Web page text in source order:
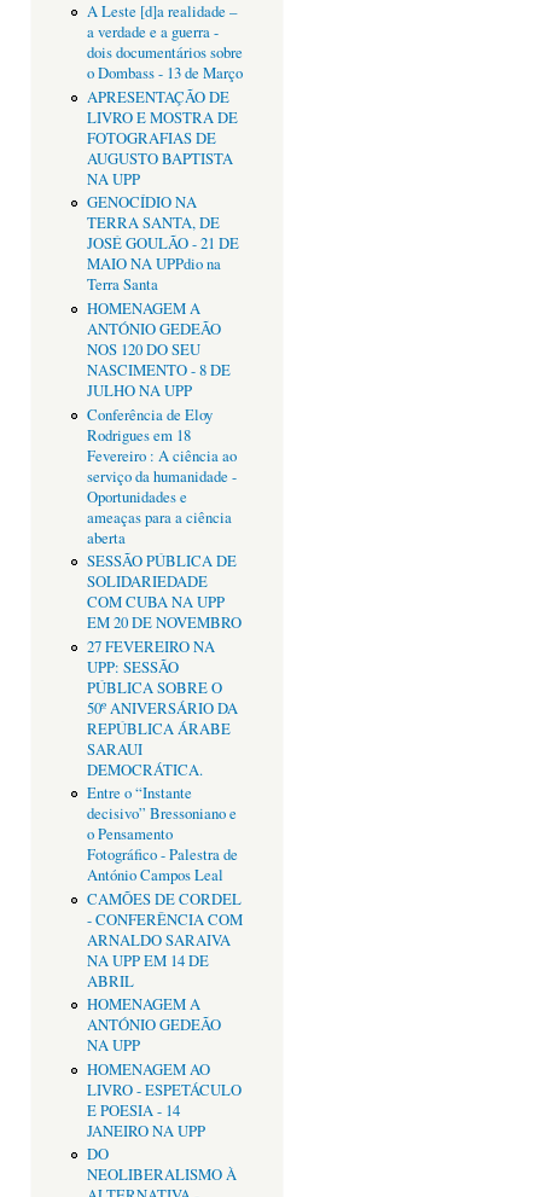
A Leste [d]a realidade –
a verdade e a guerra -
dois documentários sobre
o Dombass - 13 de Março
APRESENTAÇÃO DE
LIVRO E MOSTRA DE
FOTOGRAFIAS DE
AUGUSTO BAPTISTA
NA UPP
GENOCÍDIO NA
TERRA SANTA, DE
JOSÉ GOULÃO - 21 DE
MAIO NA UPPdio na
Terra Santa
HOMENAGEM A
ANTÓNIO GEDEÃO
NOS 120 DO SEU
NASCIMENTO - 8 DE
JULHO NA UPP
Conferência de Eloy
Rodrigues em 18
Fevereiro : A ciência ao
serviço da humanidade -
Oportunidades e
ameaças para a ciência
aberta
SESSÃO PÚBLICA DE
SOLIDARIEDADE
COM CUBA NA UPP
EM 20 DE NOVEMBRO
27 FEVEREIRO NA
UPP: SESSÃO
PÚBLICA SOBRE O
50º ANIVERSÁRIO DA
REPÚBLICA ÁRABE
SARAUI
DEMOCRÁTICA.
Entre o “Instante
decisivo” Bressoniano e
o Pensamento
Fotográfico - Palestra de
António Campos Leal
CAMÕES DE CORDEL
- CONFERÊNCIA COM
ARNALDO SARAIVA
NA UPP EM 14 DE
ABRIL
HOMENAGEM A
ANTÓNIO GEDEÃO
NA UPP
HOMENAGEM AO
LIVRO - ESPETÁCULO
E POESIA - 14
JANEIRO NA UPP
DO
NEOLIBERALISMO À